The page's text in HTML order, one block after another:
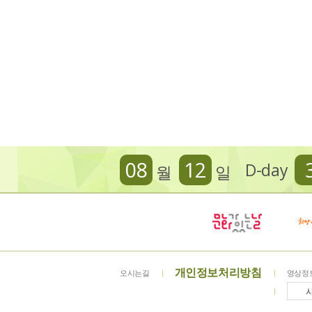
D-day
08 월 12 일
오시는길 개인정보처리방침 영상정